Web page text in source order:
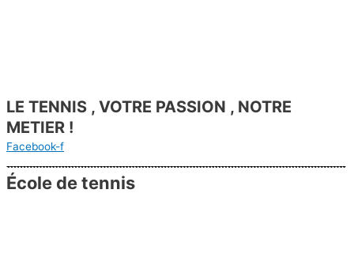
LE TENNIS , VOTRE PASSION , NOTRE
METIER !
Facebook-f
École de tennis